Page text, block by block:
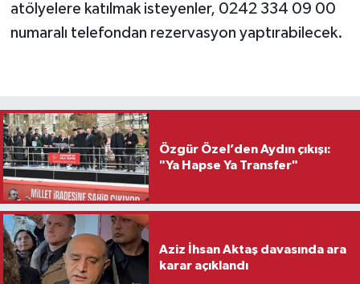
atölyelere katılmak isteyenler, 0242 334 09 00
numaralı telefondan rezervasyon yaptırabilecek.
Özgür Özel’den Aydın çıkışı:
"Ya Hapse Ya Transfer"
Aziz İhsan Aktaş davasında ara
karar açıklandı